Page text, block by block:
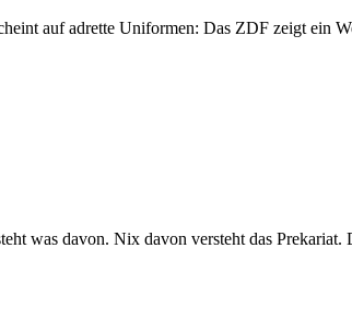
auf adrette Uniformen: Das ZDF zeigt ein
was davon. Nix davon versteht das